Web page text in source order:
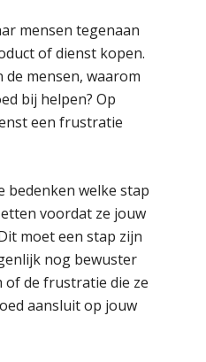
mensen tegenaan
of dienst kopen.
mensen, waarom
bij helpen? Op
een frustratie
bedenken welke stap
voordat ze jouw
moet een stap zijn
nog bewuster
de frustratie die ze
aansluit op jouw